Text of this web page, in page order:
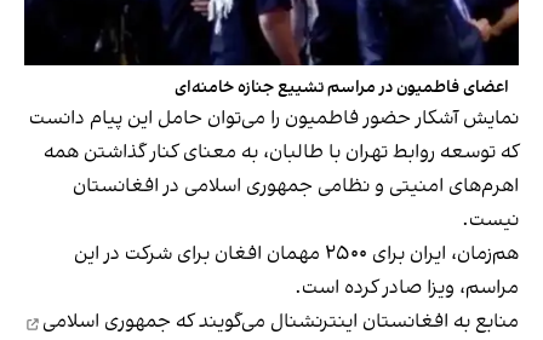
اعضای فاطمیون در مراسم تشییع جنازه خامنه‌ای
نمایش آشکار حضور فاطمیون را می‌توان حامل این پیام دانست
که توسعه روابط تهران با طالبان، به معنای کنار گذاشتن همه
اهرم‌های امنیتی و نظامی جمهوری اسلامی در افغانستان
نیست.
هم‌زمان، ایران برای ۲۵۰۰ مهمان افغان برای شرکت در این
مراسم، ویزا صادر کرده است.
منابع به افغانستان اینترنشنال می‌گویند که جمهوری اسلامی